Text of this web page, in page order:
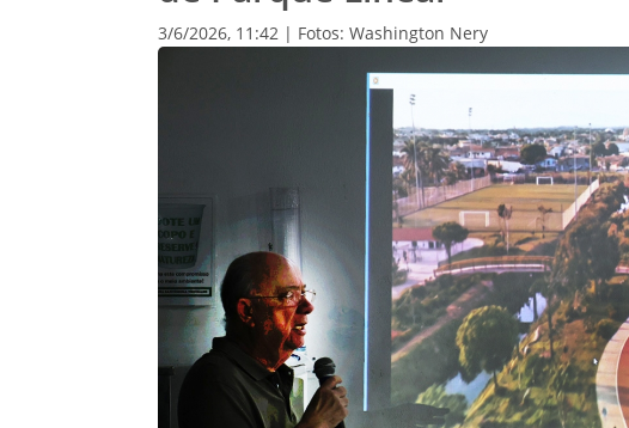
3/6/2026, 11:42 | Fotos: Washington Nery